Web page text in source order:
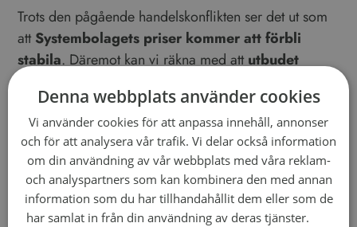
Trots den pågående handelskonflikten ser det ut som
att Systembolagets priser kommer att förbli
stabila. Däremot kan vi räkna med att utbudet
lättillgängliga medan vissa amerikanska alternativ
försvinner. Samtidigt kan svenska vinodlare få en
skjuts framåt.
📢Vad tror du? Kommer du att sakna
amerikanska viner eller ser du fram emot fler
europeiska alternativ?
Denna webbplats använder cookies
Vi använder cookies för att anpassa innehåll, annonser
och för att analysera vår trafik. Vi delar också information
om din användning av vår webbplats med våra reklam-
och analyspartners som kan kombinera den med annan
information som du har tillhandahållit dem eller som de
har samlat in från din användning av deras tjänster.